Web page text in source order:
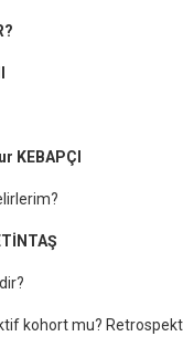
KEBAPÇI
kohort mu?